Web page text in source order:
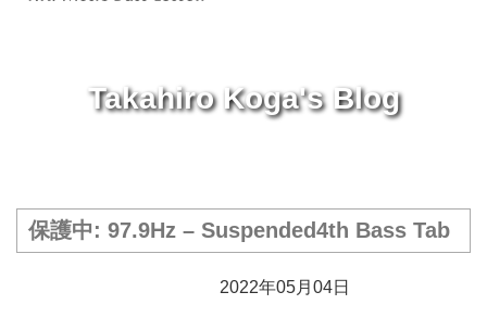
Takahiro Koga's Blog
保護中: 97.9Hz – Suspended4th Bass Tab
2022年05月04日